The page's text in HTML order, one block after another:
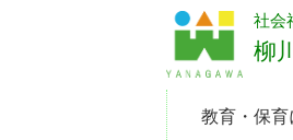
社会
柳
教育・保育